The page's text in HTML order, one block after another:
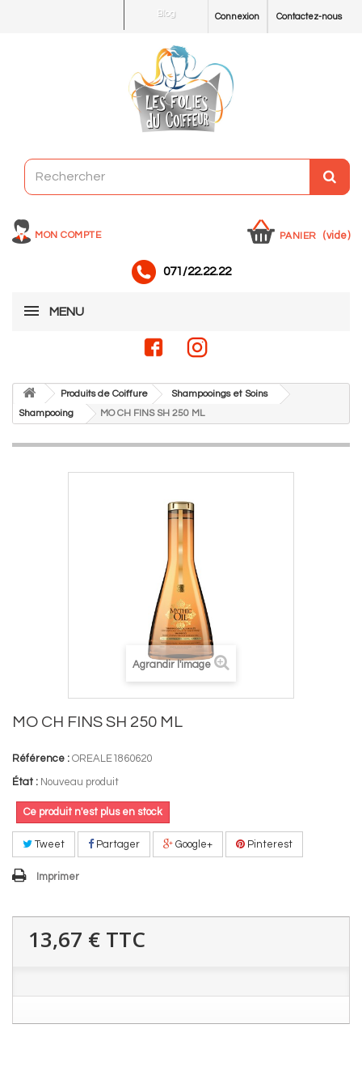
Contactez-nous
Connexion
Blog
MON COMPTE PANIER (vide)
071/22.22.22
MENU
Produits de Coiffure
Shampooings et Soins
Shampooing
MO CH FINS SH 250 ML
Agrandir l'image
MO CH FINS SH 250 ML
Référence : OREALE1860620
État : Nouveau produit
Ce produit n'est plus en stock
Tweet Partager Google+ Pinterest
Imprimer
13,67 € TTC